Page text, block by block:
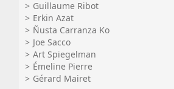
Guillaume Ribot
Erkin Azat
Ñusta Carranza Ko
Joe Sacco
Art Spiegelman
Émeline Pierre
Gérard Mairet